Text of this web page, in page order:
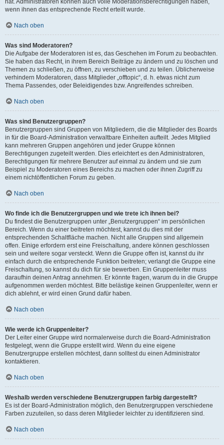
hat. Administratoren können auch volle Moderationsberechtigungen haben,
wenn ihnen das entsprechende Recht erteilt wurde.
Nach oben
Was sind Moderatoren?
Die Aufgabe der Moderatoren ist es, das Geschehen im Forum zu beobachten.
Sie haben das Recht, in ihrem Bereich Beiträge zu ändern und zu löschen und
Themen zu schließen, zu öffnen, zu verschieben und zu teilen. Üblicherweise
verhindern Moderatoren, dass Mitglieder „offtopic“, d. h. etwas nicht zum
Thema Passendes, oder Beleidigendes bzw. Angreifendes schreiben.
Nach oben
Was sind Benutzergruppen?
Benutzergruppen sind Gruppen von Mitgliedern, die die Mitglieder des Boards
in für die Board-Administration verwaltbare Einheiten aufteilt. Jedes Mitglied
kann mehreren Gruppen angehören und jeder Gruppe können
Berechtigungen zugeteilt werden. Dies erleichtert es den Administratoren,
Berechtigungen für mehrere Benutzer auf einmal zu ändern und sie zum
Beispiel zu Moderatoren eines Bereichs zu machen oder ihnen Zugriff zu
einem nichtöffentlichen Forum zu geben.
Nach oben
Wo finde ich die Benutzergruppen und wie trete ich ihnen bei?
Du findest die Benutzergruppen unter „Benutzergruppen“ im persönlichen
Bereich. Wenn du einer beitreten möchtest, kannst du dies mit der
entsprechenden Schaltfläche machen. Nicht alle Gruppen sind allgemein
offen. Einige erfordern erst eine Freischaltung, andere können geschlossen
sein und weitere sogar versteckt. Wenn die Gruppe offen ist, kannst du ihr
einfach durch die entsprechende Funktion beitreten; verlangt die Gruppe eine
Freischaltung, so kannst du dich für sie bewerben. Ein Gruppenleiter muss
daraufhin deinen Antrag annehmen. Er könnte fragen, warum du in die Gruppe
aufgenommen werden möchtest. Bitte belästige keinen Gruppenleiter, wenn er
dich ablehnt, er wird einen Grund dafür haben.
Nach oben
Wie werde ich Gruppenleiter?
Der Leiter einer Gruppe wird normalerweise durch die Board-Administration
festgelegt, wenn die Gruppe erstellt wird. Wenn du eine eigene
Benutzergruppe erstellen möchtest, dann solltest du einen Administrator
kontaktieren.
Nach oben
Weshalb werden verschiedene Benutzergruppen farbig dargestellt?
Es ist der Board-Administration möglich, den Benutzergruppen verschiedene
Farben zuzuteilen, so dass deren Mitglieder leichter zu identifizieren sind.
Nach oben